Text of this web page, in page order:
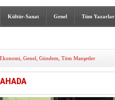
Kültür-Sanat Genel Tüm Yazarlar
Ekonomi Genel Gündem Tüm Manşetler